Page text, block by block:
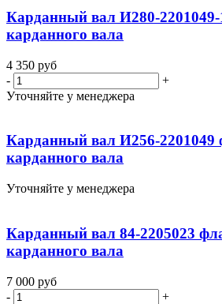
Карданный вал И280-
карданного вала
4 350 руб
-
+
Уточняйте у менеджера
Карданный вал И256-2201049
карданного вала
Уточняйте у менеджера
Карданный вал 84-2205023
карданного вала
7 000 руб
-
+